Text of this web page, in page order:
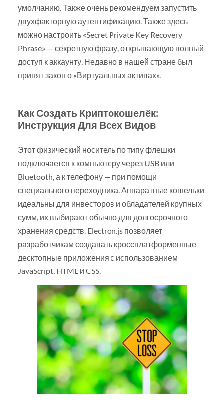
умолчанию. Также очень рекомендуем запустить
двухфакторную аутентификацию. Также здесь
можно настроить «Secret Private Key Recovery
Phrase» — секретную фразу, открывающую полный
доступ к аккаунту. Недавно в нашей стране был
принят закон о «Виртуальных активах».
Как Создать Криптокошелёк:
Инструкция Для Всех Видов
Этот физический носитель по типу флешки
подключается к компьютеру через USB или
Bluetooth, а к телефону — при помощи
специального переходника. Аппаратные кошельки
идеальны для инвесторов и обладателей крупных
сумм, их выбирают обычно для долгосрочного
хранения средств. Electron.js позволяет
разработчикам создавать кроссплатформенные
десктопные приложения с использованием
JavaScript, HTML и CSS.